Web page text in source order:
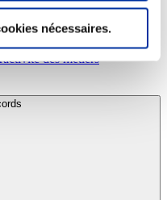
nécessaires.
des métiers